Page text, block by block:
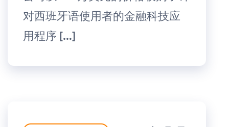
对西班牙语使用者的金融科技应
用程序 […]